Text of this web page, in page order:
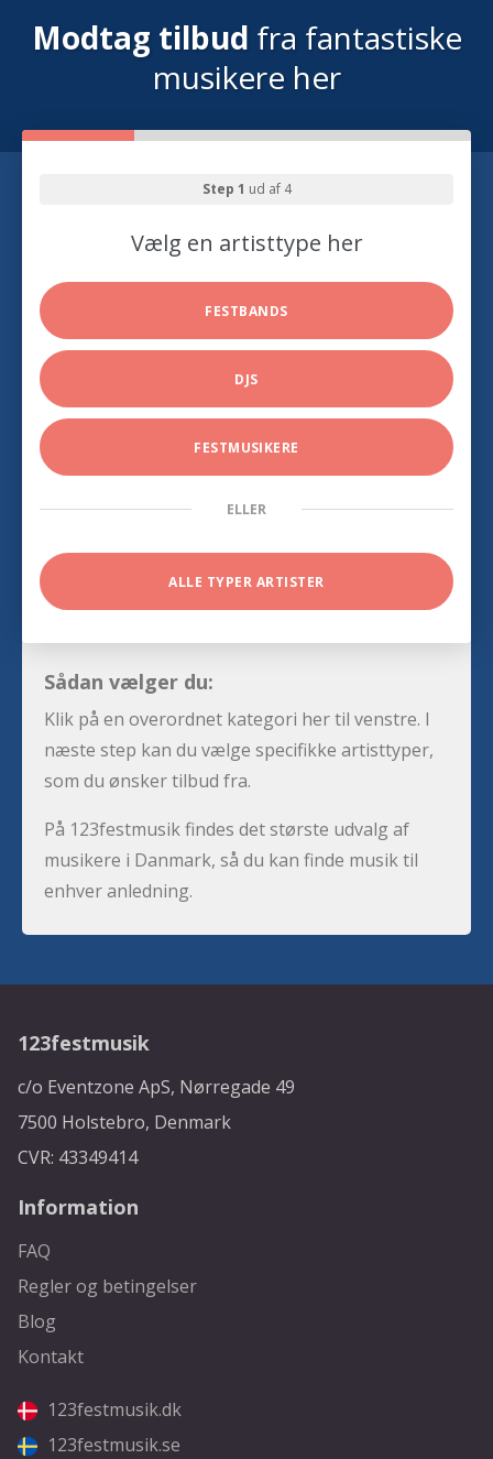
Modtag tilbud fra fantastiske
musikere her
Step 1 ud af 4
Vælg en artisttype her
FESTBANDS
DJS
FESTMUSIKERE
ELLER
ALLE TYPER ARTISTER
Sådan vælger du:
Klik på en overordnet kategori her til venstre. I
næste step kan du vælge specifikke artisttyper,
som du ønsker tilbud fra.
På 123festmusik findes det største udvalg af
musikere i Danmark, så du kan finde musik til
enhver anledning.
123festmusik
c/o Eventzone ApS, Nørregade 49
7500 Holstebro, Denmark
CVR: 43349414
Information
FAQ
Regler og betingelser
Blog
Kontakt
123festmusik.dk
123festmusik.se